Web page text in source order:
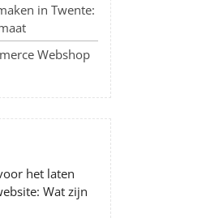
in Twente:
Webshop
het laten
Wat zijn